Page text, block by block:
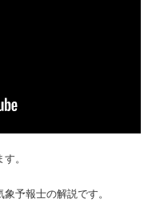
。
予報士の解説です。